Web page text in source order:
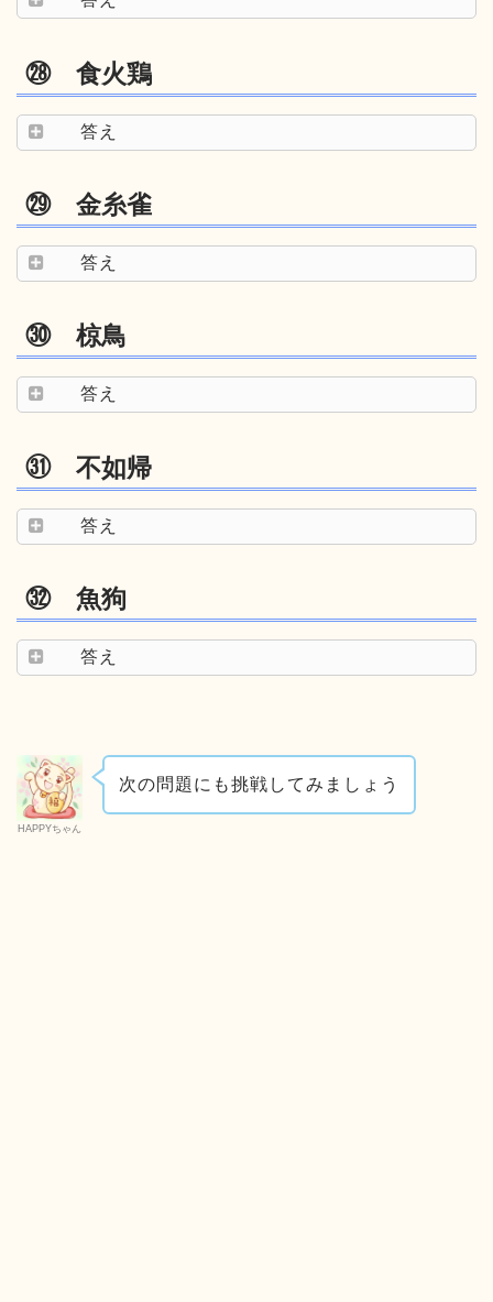
㉘ 食火鶏
答え
㉙ 金糸雀
答え
㉚ 椋鳥
答え
㉛ 不如帰
答え
㉜ 魚狗
答え
HAPPYちゃん
次の問題にも挑戦してみましょう